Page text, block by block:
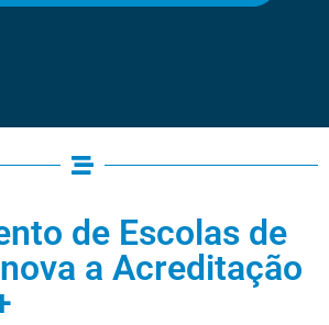
de Escolas de
a Acreditação